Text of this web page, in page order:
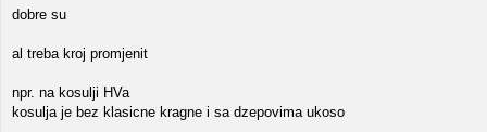
dobre su
al treba kroj promjenit
npr. na kosulji HVa
kosulja je bez klasicne kragne i sa dzepovima ukoso